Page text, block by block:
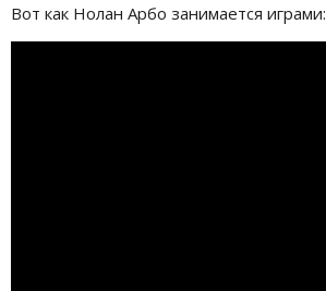
Вот как Нолан Арбо занимается играми: